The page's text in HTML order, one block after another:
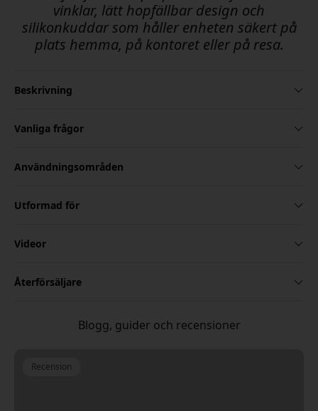
vinklar, lätt hopfällbar design och
silikonkuddar som håller enheten säkert på
plats hemma, på kontoret eller på resa.
Beskrivning
Vanliga frågor
Användningsområden
Utformad för
Videor
Återförsäljare
Blogg, guider och recensioner
Recension